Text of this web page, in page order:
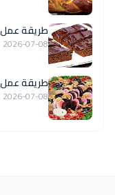
طريقة
2026-07-08
طريقة
2026-07-08